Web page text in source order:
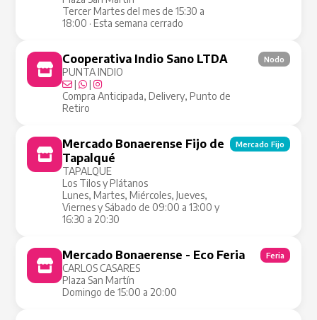
Tercer Martes del mes de 15:30 a
18:00 · Esta semana cerrado
Cooperativa Indio Sano LTDA
PUNTA INDIO
|
|
Compra Anticipada, Delivery, Punto de
Retiro
Nodo
Mercado Bonaerense Fijo de
Tapalqué
TAPALQUE
Los Tilos y Plátanos
Lunes, Martes, Miércoles, Jueves,
Viernes y Sábado de 09:00 a 13:00 y
16:30 a 20:30
Mercado Fijo
Mercado Bonaerense - Eco Feria
CARLOS CASARES
Plaza San Martín
Domingo de 15:00 a 20:00
Feria